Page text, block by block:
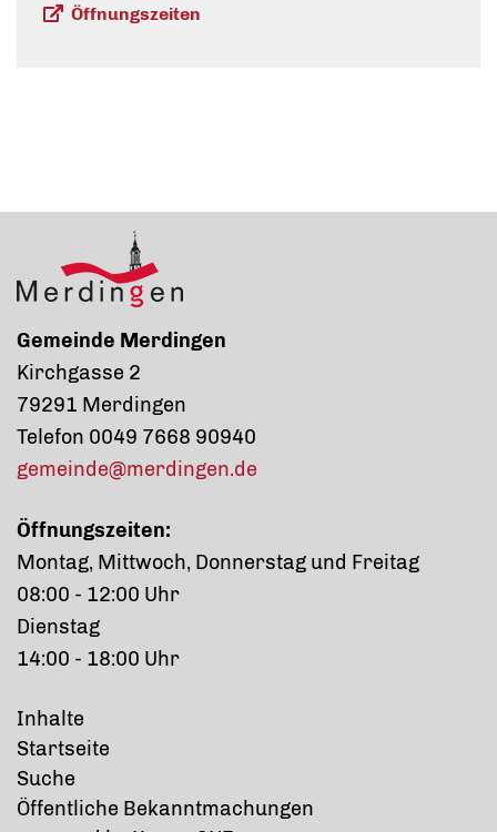
Öffnungszeiten
Gemeinde Merdingen
Kirchgasse 2
79291 Merdingen
Telefon 0049 7668 90940
gemeinde@merdingen.de
Öffnungszeiten:
Montag, Mittwoch, Donnerstag und Freitag
08:00 - 12:00 Uhr
Dienstag
14:00 - 18:00 Uhr
Inhalte
Startseite
Suche
Öffentliche Bekanntmachungen